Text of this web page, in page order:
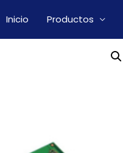
Inicio Productos